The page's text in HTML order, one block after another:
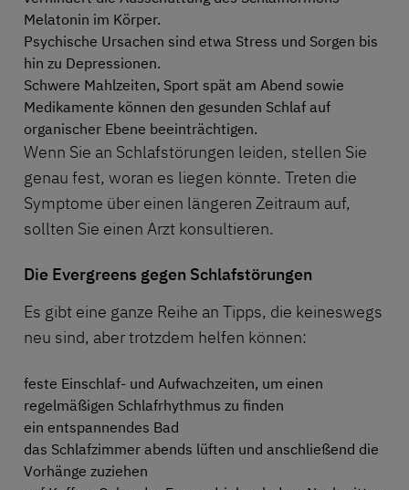
Melatonin im Körper.
Psychische Ursachen sind etwa Stress und Sorgen bis
hin zu Depressionen.
Schwere Mahlzeiten, Sport spät am Abend sowie
Medikamente können den gesunden Schlaf auf
organischer Ebene beeinträchtigen.
Wenn Sie an Schlafstörungen leiden, stellen Sie
genau fest, woran es liegen könnte. Treten die
Symptome über einen längeren Zeitraum auf,
sollten Sie einen Arzt konsultieren.
Die Evergreens gegen Schlafstörungen
Es gibt eine ganze Reihe an Tipps, die keineswegs
neu sind, aber trotzdem helfen können:
feste Einschlaf- und Aufwachzeiten, um einen
regelmäßigen Schlafrhythmus zu finden
ein entspannendes Bad
das Schlafzimmer abends lüften und anschließend die
Vorhänge zuziehen